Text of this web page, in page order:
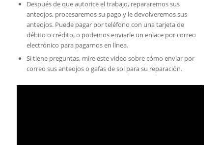
Después de que autorice el trabajo, repararemos sus
anteojos, procesaremos su pago y le devolveremos sus
anteojos. Puede pagar por teléfono con una tarjeta de
débito o crédito, o podemos enviarle un enlace por correo
electrónico para pagarnos en línea.
Si tiene preguntas, mire este video sobre cómo enviar por
correo sus anteojos o gafas de sol para su reparación.